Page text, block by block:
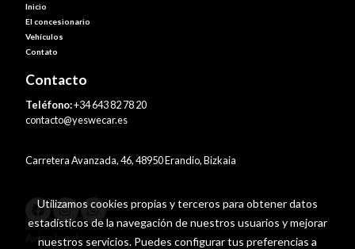
Inicio
El concesionario
Vehículos
Contato
Contacto
Teléfono:+34 643 82 78 20
contacto@yeswecar.es
Carretera Avanzada, 46, 48950 Erandio, Bizkaia
Aviso legal
Utilizamos cookies propias y terceros para obtener datos
estadísticos de la navegación de nuestros usuarios y mejorar
nuestros servicios. Puedes configurar tus preferencias a